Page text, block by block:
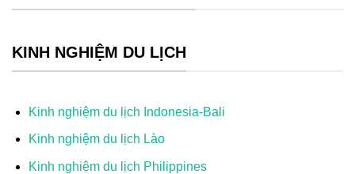
KINH NGHIỆM DU LỊCH
Kinh nghiệm du lịch Indonesia-Bali
Kinh nghiệm du lịch Lào
Kinh nghiệm du lịch Philippines